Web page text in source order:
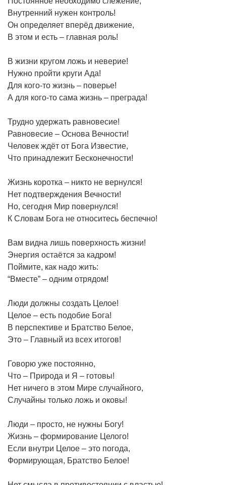
Внутренний нужен контроль!
Он определяет вперёд движение,
В этом и есть – главная роль!
В жизни кругом ложь и неверие!
Нужно пройти круги Ада!
Для кого-то жизнь – поверье!
А для кого-то сама жизнь – преграда!
Трудно удержать равновесие!
Равновесие – Основа Вечности!
Человек ждёт от Бога Известие,
Что принадлежит Бесконечности!
Жизнь коротка – никто не вернулся!
Нет подтверждения Вечности!
Но, сегодня Мир повернулся!
К Словам Бога не относитесь беспечно!
Вам видна лишь поверхность жизни!
Энергия остаётся за кадром!
Поймите, как надо жить:
“Вместе” – одним отрядом!
Люди должны создать Целое!
Целое – есть подобие Бога!
В перспективе и Братство Белое,
Это – Главный из всех итогов!
Говорю уже постоянно,
Что – Природа и Я – готовы!
Нет ничего в этом Мире случайного,
Случайны только ложь и оковы!
Люди – просто, не нужны Богу!
Жизнь – формирование Целого!
Если внутри Целое – это погода,
Формирующая, Братство Белое!